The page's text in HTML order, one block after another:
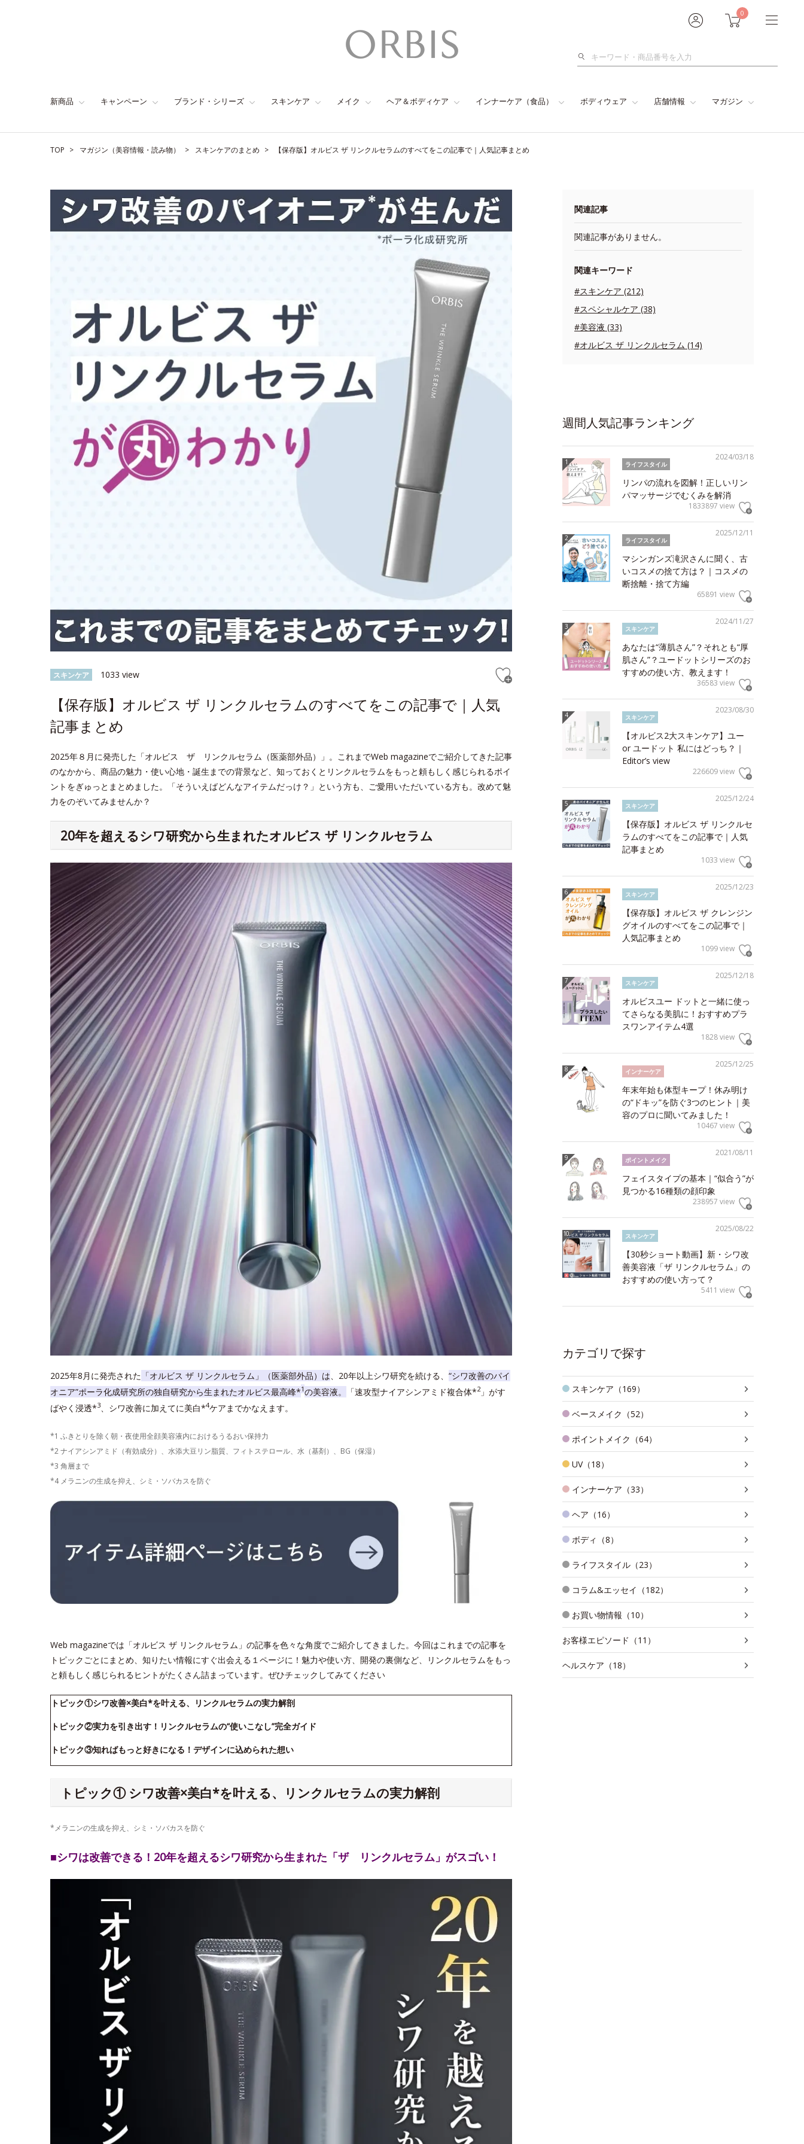
0
検
新商品 キャンペーン ブランド・シリーズ スキンケア メイク ヘア＆ボディケア インナーケア（食品） ボディウェア 店舗情報 マガジン
TOP マガジン（美容情報・読み物） スキンケアのまとめ 【保存版】オルビス ザ リンクルセラムのすべてをこの記事で｜人気記事まとめ
スキンケア 1033 view
【保存版】オルビス ザ リンクルセラムのすべてをこの記事で｜人気
記事まとめ
2025年８月に発売した「オルビス ザ リンクルセラム（医薬部外品）」。これまでWeb magazineでご紹介してきた記事
のなかから、商品の魅力・使い心地・誕生までの背景など、知っておくとリンクルセラムをもっと頼もしく感じられるポイ
ントをぎゅっとまとめました。「そういえばどんなアイテムだっけ？」という方も、ご愛用いただいている方も。改めて魅
力をのぞいてみませんか？
20年を超えるシワ研究から生まれたオルビス ザ リンクルセラム
2025年8月に発売された 「オルビス ザ リンクルセラム」（医薬部外品）は、20年以上シワ研究を続ける、 “シワ改善のパイ
オニア”ポーラ化成研究所の独自研究から生まれたオルビス最高峰*1の美容液。 「速攻型ナイアシンアミド複合体*2」がす
ばやく浸透*3 、シワ改善に加えてに美白*4ケアまでかなえます。
*1 ふきとりを除く朝・夜使用全顔美容液内におけるうるおい保持力
*2 ナイアシンアミド（有効成分）、水添大豆リン脂質、フィトステロール、水（基剤）、BG（保湿）
*3 角層まで
*4 メラニンの生成を抑え、シミ・ソバカスを防ぐ
Web magazineでは「オルビス ザ リンクルセラム」の記事を色々な角度でご紹介してきました。今回はこれまでの記事を
トピックごとにまとめ、知りたい情報にすぐ出会える１ページに！魅力や使い方、開発の裏側など、リンクルセラムをもっ
と頼もしく感じられるヒントがたくさん詰まっています。ぜひチェックしてみてください
トピック①シワ改善×美白*を叶える、リンクルセラムの実力解剖
トピック②実力を引き出す！リンクルセラムの“使いこなし”完全ガイド
トピック③知ればもっと好きになる！デザインに込められた想い
トピック① シワ改善×美白*を叶える、リンクルセラムの実力解剖
*メラニンの生成を抑え、シミ・ソバカスを防ぐ
■シワは改善できる！20年を超えるシワ研究から生まれた「ザ リンクルセラム」がスゴい！
関連記事
関連記事がありません。
関連キーワード
#スキンケア (212)
#スペシャルケア (38)
#美容液 (33)
#オルビス ザ リンクルセラム (14)
週間人気記事ランキング
2024/03/18
ライフスタイル
リンパの流れを図解！正しいリン
パマッサージでむくみを解消
1833897 view
2025/12/11
ライフスタイル
マシンガンズ滝沢さんに聞く、古
いコスメの捨て方は？｜コスメの
断捨離・捨て方編
65891 view
2024/11/27
スキンケア
あなたは“薄肌さん”？それとも“厚
肌さん”？ユードットシリーズのお
すすめの使い方、教えます！
36583 view
2023/08/30
スキンケア
【オルビス2大スキンケア】ユー
or ユードット 私にはどっち？｜
Editor’s view
226609 view
2025/12/24
スキンケア
【保存版】オルビス ザ リンクルセ
ラムのすべてをこの記事で｜人気
記事まとめ
1033 view
2025/12/23
スキンケア
【保存版】オルビス ザ クレンジン
グオイルのすべてをこの記事で｜
人気記事まとめ
1099 view
2025/12/18
スキンケア
オルビスユー ドットと一緒に使っ
てさらなる美肌に！おすすめプラ
スワンアイテム4選
1828 view
2025/12/25
インナーケア
年末年始も体型キープ！休み明け
の“ドキッ”を防ぐ3つのヒント｜美
容のプロに聞いてみました！
10467 view
2021/08/11
ポイントメイク
フェイスタイプの基本｜“似合う”が
見つかる16種類の顔印象
238957 view
2025/08/22
スキンケア
【30秒ショート動画】新・シワ改
善美容液「ザ リンクルセラム」の
おすすめの使い方って？
5411 view
カテゴリで探す
スキンケア（169）
ベースメイク（52）
ポイントメイク（64）
UV（18）
インナーケア（33）
ヘア（16）
ボディ（8）
ライフスタイル（23）
コラム&エッセイ（182）
お買い物情報（10）
お客様エピソード（11）
ヘルスケア（18）